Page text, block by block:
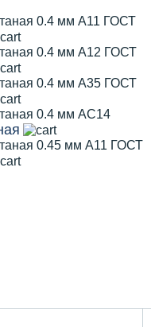
0.4 мм А11 ГОСТ
0.4 мм А12 ГОСТ
0.4 мм А35 ГОСТ
0.4 мм АС14
0.45 мм А11 ГОСТ